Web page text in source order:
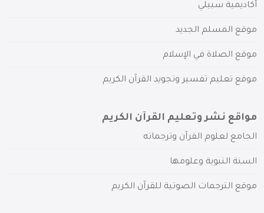
أكاديمية سبيلي
موقع المسلم الجديد
موقع الصلاة في الإسلام
موقع تعليم تفسير وتجويد القرآن الكريم
مواقع نشر وتعليم القرآن الكريم
الجامع لعلوم القرآن وترجماته
السنة النبوية وعلومها
موقع الترجمات الصوتية للقرآن الكريم